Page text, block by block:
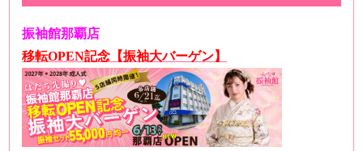
振袖館那覇店
移転OPEN記念【振袖大バーゲン】